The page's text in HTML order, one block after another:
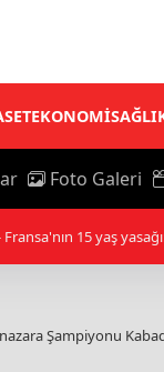
EKONOMİ
Foto Galeri
Milli kaleci Altay
Şampiyonu